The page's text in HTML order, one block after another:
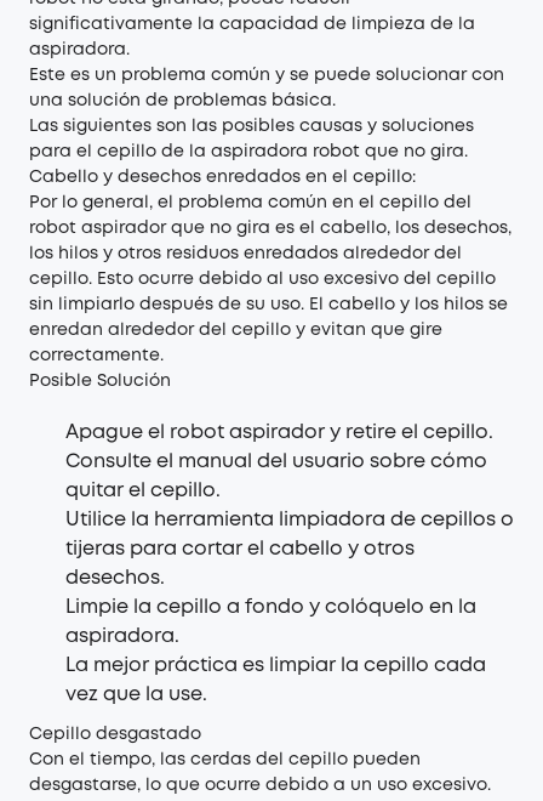
significativamente la capacidad de limpieza de la
aspiradora.
Este es un problema común y se puede solucionar con
una solución de problemas básica.
Las siguientes son las posibles causas y soluciones
para el cepillo de la aspiradora robot que no gira.
Cabello y desechos enredados en el cepillo:
Por lo general, el problema común en el cepillo del
robot aspirador que no gira es el cabello, los desechos,
los hilos y otros residuos enredados alrededor del
cepillo. Esto ocurre debido al uso excesivo del cepillo
sin limpiarlo después de su uso. El cabello y los hilos se
enredan alrededor del cepillo y evitan que gire
correctamente.
Posible Solución
Apague el robot aspirador y retire el cepillo.
Consulte el manual del usuario sobre cómo
quitar el cepillo.
Utilice la herramienta limpiadora de cepillos o
tijeras para cortar el cabello y otros
desechos.
Limpie la cepillo a fondo y colóquelo en la
aspiradora.
La mejor práctica es limpiar la cepillo cada
vez que la use.
Cepillo desgastado
Con el tiempo, las cerdas del cepillo pueden
desgastarse, lo que ocurre debido a un uso excesivo.